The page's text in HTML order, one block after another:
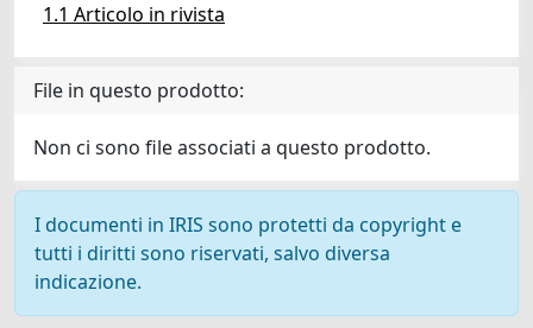
1.1 Articolo in rivista
File in questo prodotto:
Non ci sono file associati a questo prodotto.
I documenti in IRIS sono protetti da copyright e
tutti i diritti sono riservati, salvo diversa
indicazione.